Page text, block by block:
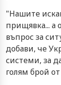
"Нашите
прищявка... а
въпрос за
добави, че
системи, за
голям брой